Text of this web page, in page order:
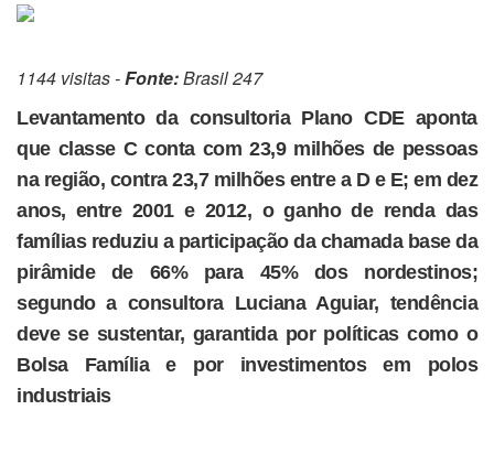
1144 visitas -Fonte:Brasil 247
Levantamento da consultoria Plano CDE aponta
que classe C conta com 23,9 milhões de pessoas
na região, contra 23,7 milhões entre a D e E; em dez
anos, entre 2001 e 2012, o ganho de renda das
famílias reduziu a participação da chamada base da
pirâmide de 66% para 45% dos nordestinos;
segundo a consultora Luciana Aguiar, tendência
deve se sustentar, garantida por políticas como o
Bolsa Família e por investimentos em polos
industriais